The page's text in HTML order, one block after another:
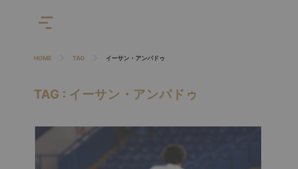
HOME TAG イーサン・アンパドゥ
TAG : イーサン・アンパドゥ